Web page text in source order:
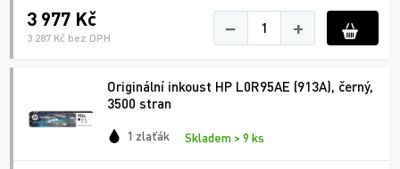
3 977 Kč
3 287 Kč bez DPH − +
Originální inkoust HP L0R95AE (913A), černý,
3500 stran
1 zlaťák Skladem > 9 ks